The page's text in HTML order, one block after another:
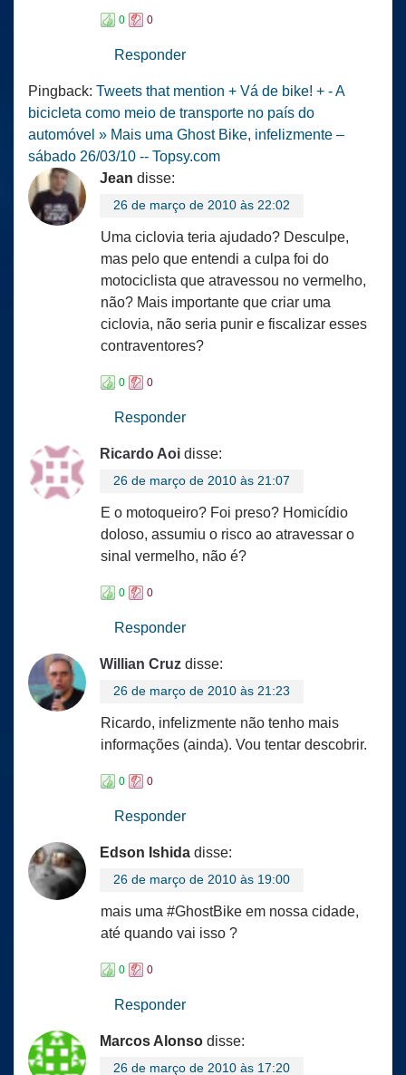
0 0
Responder
Pingback: Tweets that mention + Vá de bike! + - A
bicicleta como meio de transporte no país do
automóvel » Mais uma Ghost Bike, infelizmente –
sábado 26/03/10 -- Topsy.com
Jean disse:
26 de março de 2010 às 22:02
Uma ciclovia teria ajudado? Desculpe,
mas pelo que entendi a culpa foi do
motociclista que atravessou no vermelho,
não? Mais importante que criar uma
ciclovia, não seria punir e fiscalizar esses
contraventores?
0 0
Responder
Ricardo Aoi disse:
26 de março de 2010 às 21:07
E o motoqueiro? Foi preso? Homicídio
doloso, assumiu o risco ao atravessar o
sinal vermelho, não é?
0 0
Responder
Willian Cruz disse:
26 de março de 2010 às 21:23
Ricardo, infelizmente não tenho mais
informações (ainda). Vou tentar descobrir.
0 0
Responder
Edson Ishida disse:
26 de março de 2010 às 19:00
mais uma #GhostBike em nossa cidade,
até quando vai isso ?
0 0
Responder
Marcos Alonso disse:
26 de março de 2010 às 17:20